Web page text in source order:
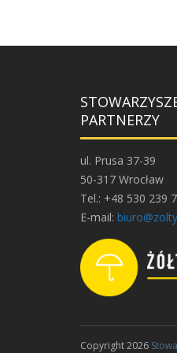
PARTNERZY
ul. Prusa 37-39
50-317 Wrocław
Tel.: +48 530 239
E-mail:
Copyright 2026